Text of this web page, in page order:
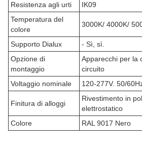
Resistenza agli urti
IK09
Temperatura del
colore
3000K/ 4000K/
Supporto Dialux
- Sì, sì.
Opzione di
montaggio
Apparecchi per la
circuito
Voltaggio nominale
120-277V. 50/
Finitura di alloggi
Rivestimento in
elettrostatico
Colore
RAL 9017 Nero